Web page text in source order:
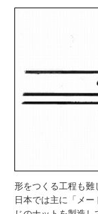
形をつくる工程も難
日本では主に「メ